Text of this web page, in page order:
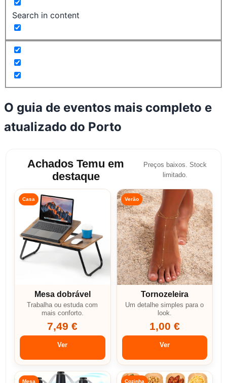
Search in content
O guia de eventos mais completo e
atualizado do Porto
Achados Temu em
destaque
Preços baixos. Stock
limitado.
Casa
Mesa dobrável
Trabalha ou estuda com
mais conforto.
7,49 €
Ver
Verão
Tornozeleira
Um detalhe simples para o
look.
1,00 €
Ver
Mesa Cozinha